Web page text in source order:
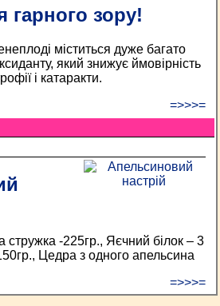
гарного зору!
міститься дуже багато
який знижує ймовірність
і катаракти.
=>>>=
стружка -225гр., Яєчний білок – 3
Цедра з одного апельсина
=>>>=